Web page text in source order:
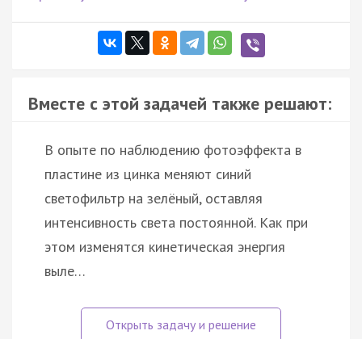
Вместе с этой задачей также решают:
В опыте по наблюдению фотоэффекта в
пластине из цинка меняют синий
светофильтр на зелёный, оставляя
интенсивность света постоянной. Как при
этом изменятся кинетическая энергия
выле…